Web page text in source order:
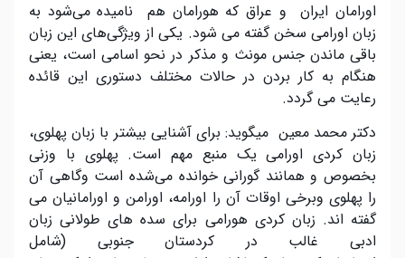
اورامان ایران و عراق که هورامان هم نامیده می‌شود به
زبان اورامی سخن گفته می شود. یکی از ویژگی‌های این زبان
باقی ماندن جنس مونث و مذکر در نحو اسامی است، یعنی
هنگام به کار بردن در حالات مختلف دستوری این قائده
رعایت می گردد.
دکتر محمد معین میگوید: برای آشنایی بیشتر با زبان پهلوی،
زبان کردی اورامی یک منبع مهم است. پهلوی با وزنی
بخصوص و همانند گورانی خوانده می‌شده است وگاهی آن
را پهلوی وبرخی اوقات آن را اورامه، اورامن و اورامانیان می
گفته اند. زبان کردی هورامی برای سده های طولانی زبان
ادبی غالب در کردستان جنوبی (شامل